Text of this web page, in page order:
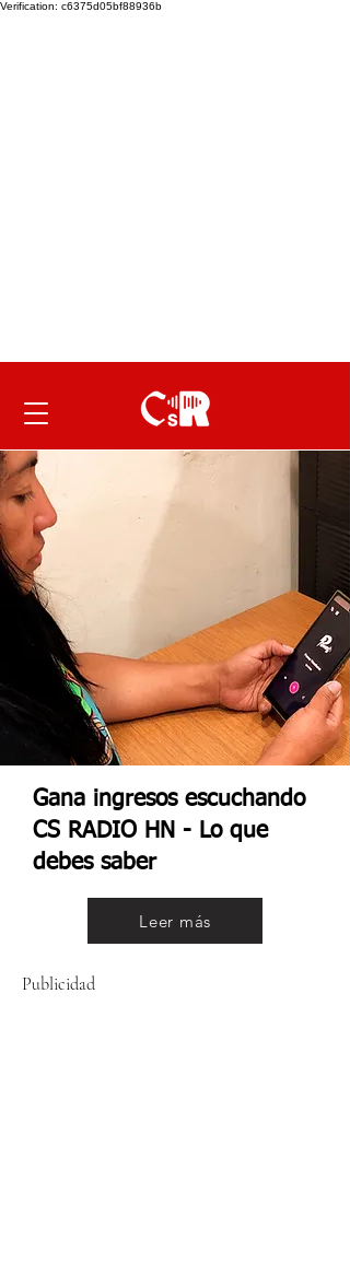
Verification: c6375d05bf88936b
Gana ingresos escuchando
CS RADIO HN - Lo que
debes saber
Leer más
Publicidad